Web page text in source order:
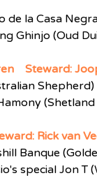
de la Casa
Ghinjo (Oud
Steward:
Shepherd)
Rick van
Banque
special Jon T